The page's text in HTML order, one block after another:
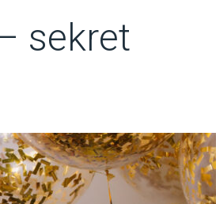
sekret